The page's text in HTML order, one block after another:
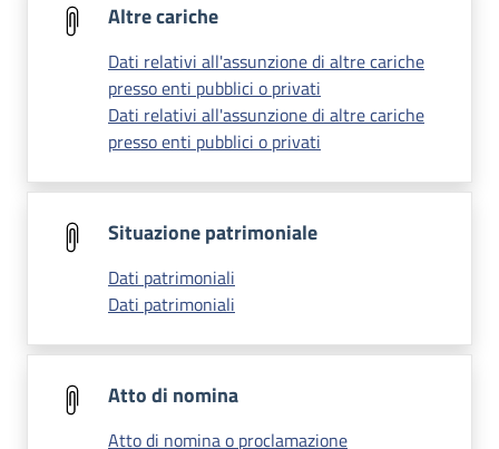
Altre cariche
Dati relativi all'assunzione di altre cariche
presso enti pubblici o privati
Dati relativi all'assunzione di altre cariche
presso enti pubblici o privati
Situazione patrimoniale
Dati patrimoniali
Dati patrimoniali
Atto di nomina
Atto di nomina o proclamazione